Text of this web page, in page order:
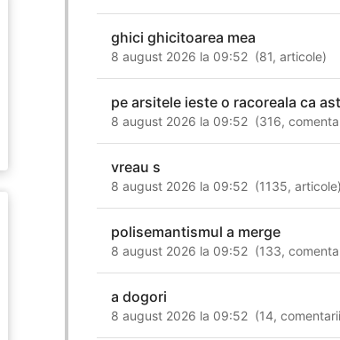
ghici ghicitoarea mea
8 august 2026 la 09:52 (81,articole)
pe arsitele ieste o racoreala ca
8 august 2026 la 09:52 (316,
vreau s
8 august 2026 la 09:52 (1135,articole)
polisemantismul a merge
8 august 2026 la 09:52 (133,
a dogori
8 august 2026 la 09:52 (14,comentarii